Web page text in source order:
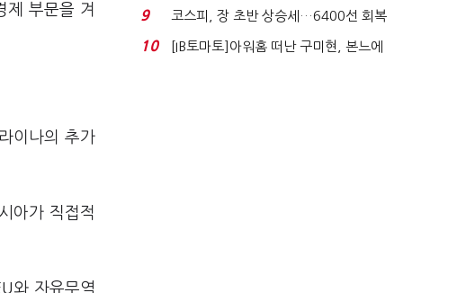
제 부문을 겨
이나의 추가
아가 직접적
와 자유무역
최측근' 입...
9
코스피, 장 초반 상승세…6400선 회복
시도
10
[IB토마토]아워홈 떠난 구미현, 본느에